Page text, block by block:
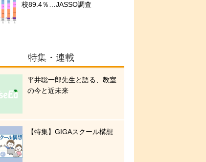
校89.4％…JASSO調査
特集・連載
平井聡一郎先生と語る、教室
の今と近未来
【特集】GIGAスクール構想